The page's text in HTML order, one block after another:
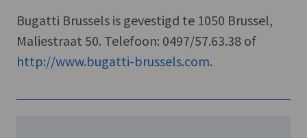
Bugatti Brussels is gevestigd te 1050 Brussel,
Maliestraat 50. Telefoon: 0497/57.63.38 of
http://www.bugatti-brussels.com.